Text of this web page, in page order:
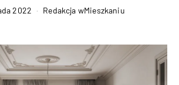
2022 Redakcja wMieszkaniu